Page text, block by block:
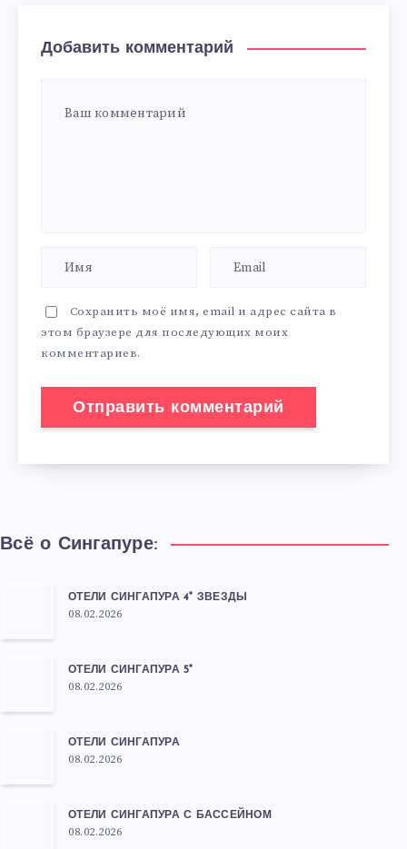
Добавить комментарий
Сохранить моё имя, email и адрес сайта в
этом браузере для последующих моих
комментариев.
Всё о Сингапуре:
ОТЕЛИ СИНГАПУРА 4* ЗВЕЗДЫ
08.02.2026
ОТЕЛИ СИНГАПУРА 5*
08.02.2026
ОТЕЛИ СИНГАПУРА
08.02.2026
ОТЕЛИ СИНГАПУРА С БАССЕЙНОМ
08.02.2026